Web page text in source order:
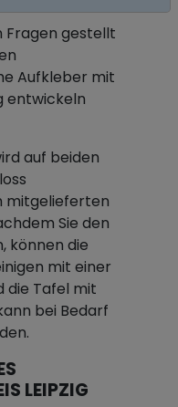
Fragen gestellt
Aufkleber mit
entwickeln
auf beiden
mitgelieferten
Sie den
können die
mit einer
die Tafel mit
bei Bedarf
LEIPZIG